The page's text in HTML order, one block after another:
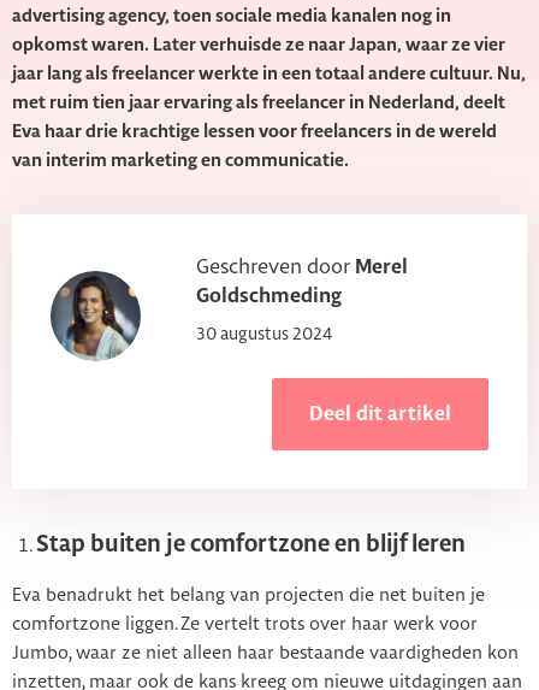
advertising agency, toen sociale media kanalen nog in
opkomst waren. Later verhuisde ze naar Japan, waar ze vier
jaar lang als freelancer werkte in een totaal andere cultuur. Nu,
met ruim tien jaar ervaring als freelancer in Nederland, deelt
Eva haar drie krachtige lessen voor freelancers in de wereld
van interim marketing en communicatie.
Geschreven door Merel
Goldschmeding
30 augustus 2024
Deel dit artikel
Stap buiten je comfortzone en blijf leren
Eva benadrukt het belang van projecten die net buiten je
comfortzone liggen. Ze vertelt trots over haar werk voor
Jumbo, waar ze niet alleen haar bestaande vaardigheden kon
inzetten, maar ook de kans kreeg om nieuwe uitdagingen aan